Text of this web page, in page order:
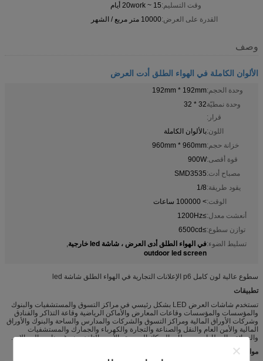
وقت التسليم:15 ~ 20work أيام
القدرة على العرض:10000 متر مربع / الشهر
وصف
الألوان الكاملة في الهواء الطلق أدت العرض
وحدة الحجم:192mm * 192mm
وحدة نمطيّة
قرار:
32 * 32
اللون:بالألوان الكاملة
خزانة حجم:960mm * 960mm
قوة أقصى:900W
مصباح أدت:SMD3535
يقود طريقة:1/8
الوقت:> 100000 ساعات
أنعشت معدل:≥1200Hz
توازن سطوع:≥6500cd
تسليط الضوء:في الهواء الطلق أدى العرض ، شاشة led خارجية ,
outdoor led screen
سطوع عالية لون كامل p6 الإعلانات التجارية في الهواء الطلق شاشة led
تطبيقات
تستخدم شاشات العرض LED بشكل رئيسي في مراكز التسوق والمستشفيات والبنوك
والمؤسسات والمؤسسات وقاعات المعارض والأماكن الرياضية وقاعة التذاكر والفنادق
وشركات الأوراق المالية ومراكز التسوق والشركات والمدارس والساحة والبنوك والأوراق
المالية والأمن العام والنقل والصناعة والتجارة والكهرباء والجمارك والمستشفيات
والحدائق والمطارات ومحطات السكك الحديدية والأمن والتلفزيون وغيرها من المجالات.
مواصفات